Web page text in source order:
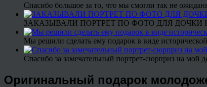
Спасибо большое за то, что мы смогли так не
ЗАКАЗЫВАЛИ ПОРТРЕТ ПО ФОТО ДЛЯ ДОЧКИ
Мы решили сделать ему подарок в виде
Спасибо за замечательный портрет-сюрприз на мой
Оригинальный подарок